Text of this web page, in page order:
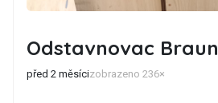
Odstavnovac Braun
před 2 měsícizobrazeno 236×